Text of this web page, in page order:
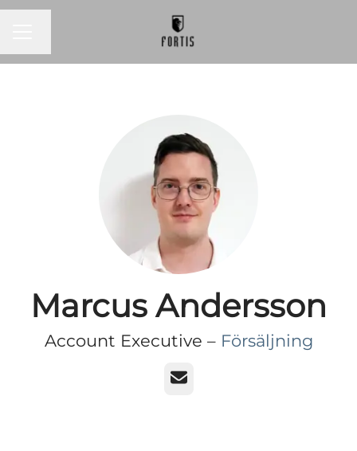
Marcus Andersson
Account Executive – Försäljning
E-post